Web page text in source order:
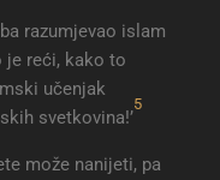
razumjevao islam
je reći, kako to
učenjak
svetkovina!’
5
može nanijeti, pa